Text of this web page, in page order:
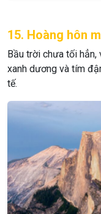
15. Hoàng hôn
Bầu trời chưa tối hẳn,
xanh dương và tím
tế.